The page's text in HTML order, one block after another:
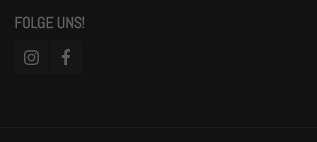
FOLGE UNS!